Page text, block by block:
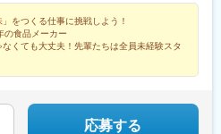
をつくる仕事に挑戦しよう！
食品メーカー
くても大丈夫！先輩たちは全員未経験スタ
応募する